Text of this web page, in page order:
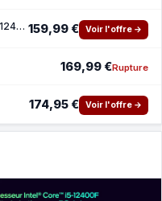
Processeur - INTEL - Core i5-12400F - 18M Cache jusqua 4.40 GHz (BX8071512400F) 159,99 € Voir l'offre →
169,99 €Rupture
174,95 € Voir l'offre →